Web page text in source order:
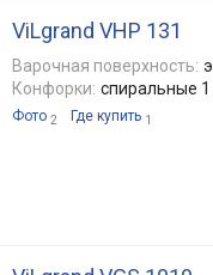
ViLgrand VHP 131
Варочная поверхность:
Конфорки: спиральные
Фото 2 Где купить 1